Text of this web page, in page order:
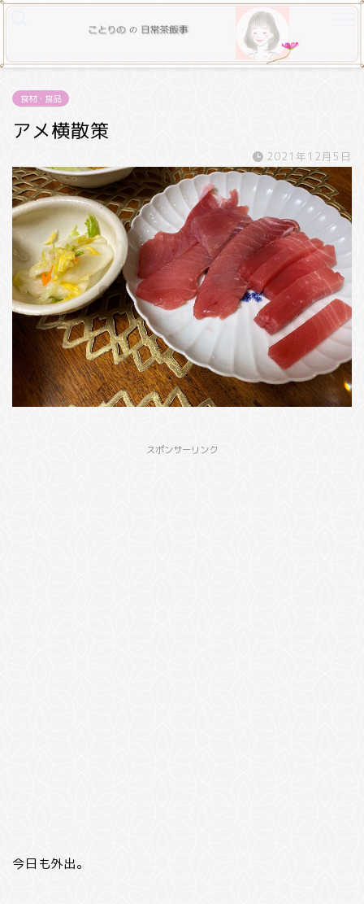
食材・食品
アメ横散策
2021年12月5日
スポンサーリンク
今日も外出。